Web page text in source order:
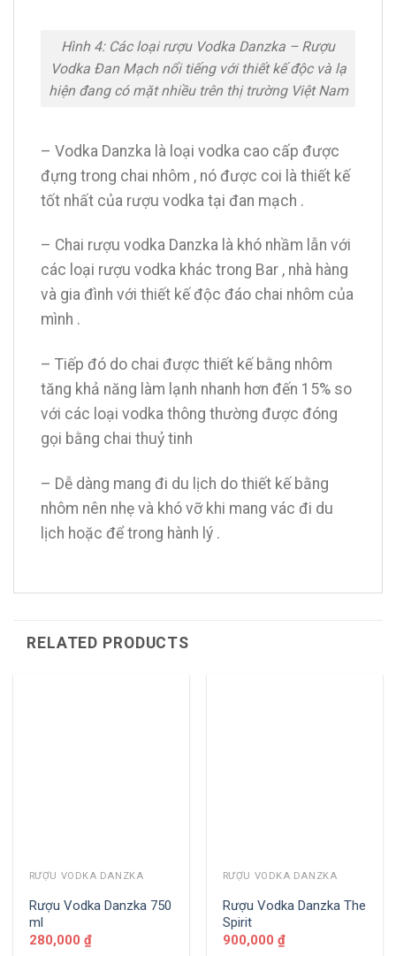
Hình 4: Các loại rượu Vodka Danzka – Rượu
Vodka Đan Mạch nổi tiếng với thiết kế độc và lạ
hiện đang có mặt nhiều trên thị trường Việt Nam
– Vodka Danzka là loại vodka cao cấp được
đựng trong chai nhôm , nó được coi là thiết kế
tốt nhất của rượu vodka tại đan mạch .
– Chai rượu vodka Danzka là khó nhầm lẫn với
các loại rượu vodka khác trong Bar , nhà hàng
và gia đình với thiết kế độc đáo chai nhôm của
mình .
– Tiếp đó do chai được thiết kế bằng nhôm
tăng khả năng làm lạnh nhanh hơn đến 15% so
với các loại vodka thông thường được đóng
gọi bằng chai thuỷ tinh
– Dễ dàng mang đi du lịch do thiết kế bằng
nhôm nên nhẹ và khó vỡ khi mang vác đi du
lịch hoặc để trong hành lý .
RELATED PRODUCTS
RƯỢU VODKA DANZKA
Rượu Vodka Danzka 750
ml
280,000 ₫
RƯỢU VODKA DANZKA
Rượu Vodka Danzka The
Spirit
900,000 ₫